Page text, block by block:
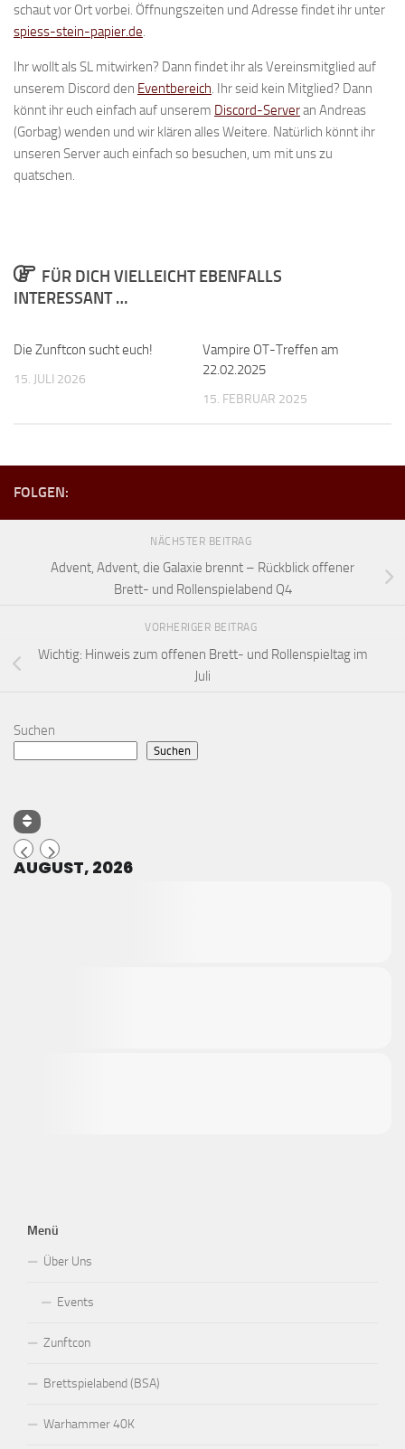
schaut vor Ort vorbei. Öffnungszeiten und Adresse findet ihr unter
spiess-stein-papier.de
Ihr wollt als SL mitwirken? Dann findet ihr als Vereinsmitglied auf
unserem Discord den Eventbereich . Ihr seid kein Mitglied? Dann
könnt ihr euch einfach auf unserem Discord-Serveran Andreas
(Gorbag) wenden und wir klären alles Weitere. Natürlich könnt ihr
unseren Server auch einfach so besuchen, um mit uns zu
quatschen.
FÜR DICH VIELLEICHT EBENFALLS
INTERESSANT …
Die Zunftcon sucht euch!
15. JULI 2026
Vampire OT-Treffen am
22.02.2025
15. FEBRUAR 2025
FOLGEN:
NÄCHSTER BEITRAG
Advent, Advent, die Galaxie brennt – Rückblick offener
Brett- und Rollenspielabend Q4
VORHERIGER BEITRAG
Wichtig: Hinweis zum offenen Brett- und Rollenspieltag im
Juli
Suchen
Suchen
AUGUST, 2026
Menü
Über Uns
Events
Zunftcon
Brettspielabend (BSA)
Warhammer 40K